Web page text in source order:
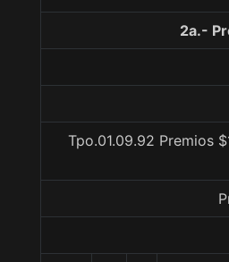
2a.-
Tpo.01.09.92 Premios